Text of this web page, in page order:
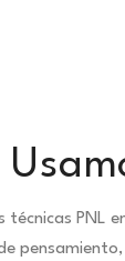
técnicas PNL